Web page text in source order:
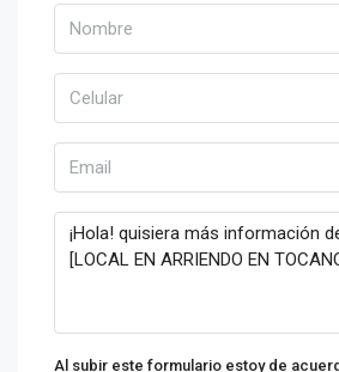
Al subir este formulario estoy de